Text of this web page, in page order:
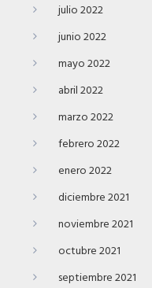
julio 2022
junio 2022
mayo 2022
abril 2022
marzo 2022
febrero 2022
enero 2022
diciembre 2021
noviembre 2021
octubre 2021
septiembre 2021